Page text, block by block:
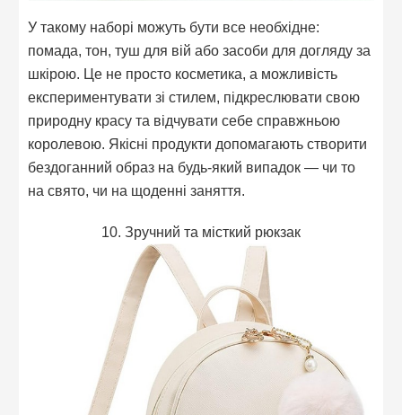
У такому наборі можуть бути все необхідне:
помада, тон, туш для вій або засоби для догляду за
шкірою. Це не просто косметика, а можливість
експериментувати зі стилем, підкреслювати свою
природну красу та відчувати себе справжньою
королевою. Якісні продукти допомагають створити
бездоганний образ на будь-який випадок — чи то
на свято, чи на щоденні заняття.
10. Зручний та місткий рюкзак